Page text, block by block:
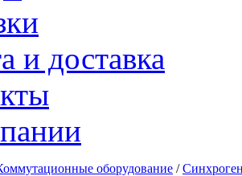
и доставка
оборудование /